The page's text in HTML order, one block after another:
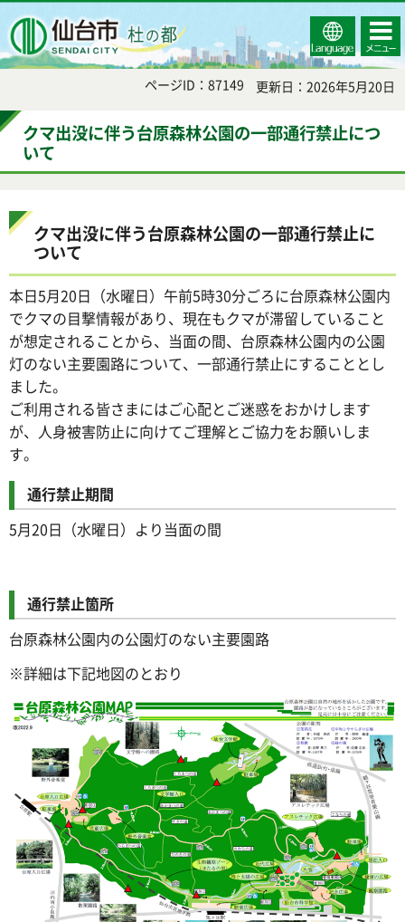
Select
Language
コンテ
ンツメ
ニュー
ページID：87149 更新日：2026年5月20日
クマ出没に伴う台原森林公園の一部通行禁止につ
いて
クマ出没に伴う台原森林公園の一部通行禁止に
ついて
本日5月20日（水曜日）午前5時30分ごろに台原森林公園内
でクマの目撃情報があり、現在もクマが滞留していること
が想定されることから、当面の間、台原森林公園内の公園
灯のない主要園路について、一部通行禁止にすることとし
ました。
ご利用される皆さまにはご心配とご迷惑をおかけします
が、人身被害防止に向けてご理解とご協力をお願いしま
す。
通行禁止期間
5月20日（水曜日）より当面の間
通行禁止箇所
台原森林公園内の公園灯のない主要園路
※詳細は下記地図のとおり